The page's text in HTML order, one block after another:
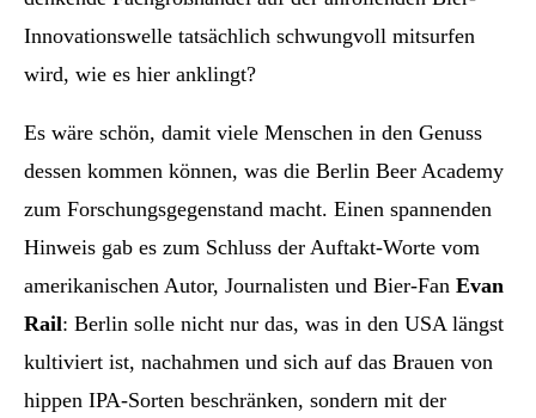
Innovationswelle tatsächlich schwungvoll mitsurfen
wird, wie es hier anklingt?
Es wäre schön, damit viele Menschen in den Genuss
dessen kommen können, was die Berlin Beer Academy
zum Forschungsgegenstand macht. Einen spannenden
Hinweis gab es zum Schluss der Auftakt-Worte vom
amerikanischen Autor, Journalisten und Bier-Fan Evan
Rail: Berlin solle nicht nur das, was in den USA längst
kultiviert ist, nachahmen und sich auf das Brauen von
hippen IPA-Sorten beschränken, sondern mit der